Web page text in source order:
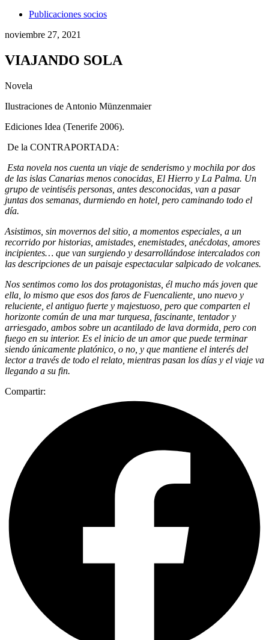
Publicaciones socios
noviembre 27, 2021
VIAJANDO SOLA
Novela
Ilustraciones de Antonio Münzenmaier
Ediciones Idea (Tenerife 2006).
De la CONTRAPORTADA:
Esta novela nos cuenta un viaje de senderismo y mochila por dos
de las islas Canarias menos conocidas, El Hierro y La Palma. Un
grupo de veintiséis personas, antes desconocidas, van a pasar
juntas dos semanas, durmiendo en hotel, pero caminando todo el
día.
Asistimos, sin movernos del sitio, a momentos especiales, a un
recorrido por historias, amistades, enemistades, anécdotas, amores
incipientes… que van surgiendo y desarrollándose intercalados con
las descripciones de un paisaje espectacular salpicado de volcanes.
Nos sentimos como los dos protagonistas, él mucho más joven que
ella, lo mismo que esos dos faros de Fuencaliente, uno nuevo y
reluciente, el antiguo fuerte y majestuoso, pero que comparten el
horizonte común de una mar turquesa, fascinante, tentador y
arriesgado, ambos sobre un acantilado de lava dormida, pero con
fuego en su interior. Es el inicio de un amor que puede terminar
siendo únicamente platónico, o no, y que mantiene el interés del
lector a través de todo el relato, mientras pasan los días y el viaje va
llegando a su fin.
Compartir: